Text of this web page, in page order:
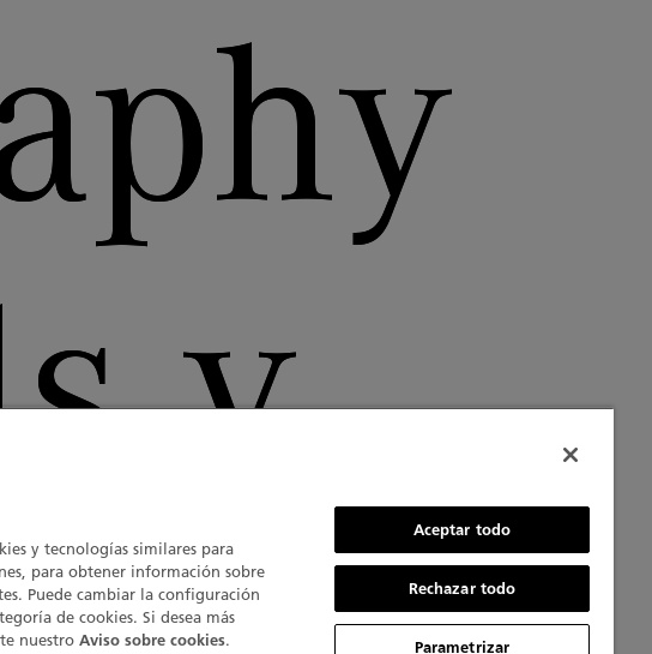
y
y tecnologías similares para
para obtener información sobre
Puede cambiar la configuración
de cookies. Si desea más
nuestro Aviso sobre cookies.
Aceptar todo
Rechazar todo
Parametrizar